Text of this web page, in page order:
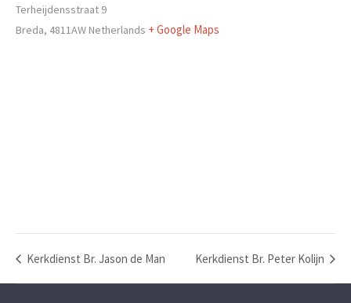
Terheijdensstraat 9
Breda, 4811AW Netherlands + Google Maps
Kerkdienst Br. Jason de Man Kerkdienst Br. Peter Kolijn